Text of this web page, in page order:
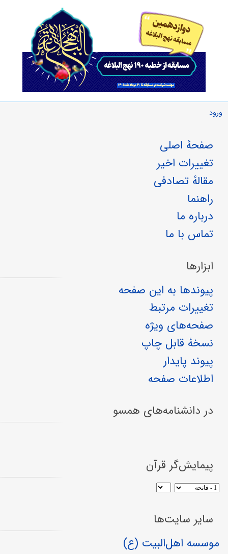
ورود
صفحهٔ اصلی
تغییرات اخیر
مقالهٔ تصادفی
راهنما
درباره ما
تماس با ما
ابزارها
پیوندها به این صفحه
تغییرات مرتبط
صفحه‌های ویژه
نسخهٔ قابل چاپ
پیوند پایدار
اطلاعات صفحه
در دانشنامه‌های همسو
پیمایش‌گر قرآن
سایر سایت‌ها
موسسه اهل‌البیت (ع)